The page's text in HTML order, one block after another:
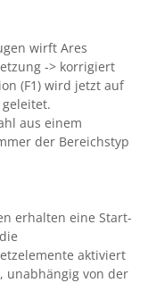
wirft Ares
-> korrigiert
(F1) wird jetzt auf
aus einem
der Bereichstyp
erhalten eine Start-
aktiviert
unabhängig von der